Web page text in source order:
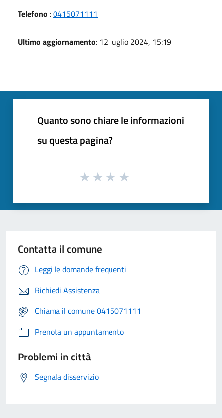
Telefono :0415071111
Ultimo aggiornamento: 12 luglio 2024, 15:19
Quanto sono chiare le informazioni
su questa pagina?
Contatta il comune
Leggi le domande frequenti
Richiedi Assistenza
Chiama il comune 0415071111
Prenota un appuntamento
Problemi in città
Segnala disservizio